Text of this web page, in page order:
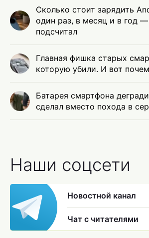
Сколько стоит зарядить
один раз, в месяц и в год —
подсчитал
Главная фишка старых
которую убили. И вот
Батарея смартфона
сделал вместо похода в
Наши соцсети
Новостной канал
Чат с читателями